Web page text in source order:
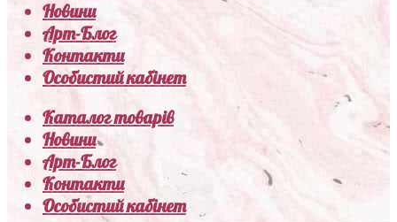
Новини
Арт-Блог
Контакти
Особистий кабінет
Каталог товарів
Новини
Арт-Блог
Контакти
Особистий кабінет